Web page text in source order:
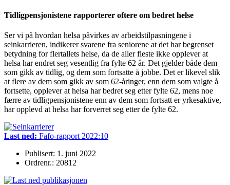
Tidligpensjonistene rapporterer oftere om bedret helse
Ser vi på hvordan helsa påvirkes av arbeidstilpasningene i
seinkarrieren, indikerer svarene fra seniorene at det har begrenset
betydning for flertallets helse, da de aller fleste ikke opplever at
helsa har endret seg vesentlig fra fylte 62 år. Det gjelder både dem
som gikk av tidlig, og dem som fortsatte å jobbe. Det er likevel slik
at flere av dem som gikk av som 62-åringer, enn dem som valgte å
fortsette, opplever at helsa har bedret seg etter fylte 62, mens noe
færre av tidligpensjonistene enn av dem som fortsatt er yrkesaktive,
har opplevd at helsa har forverret seg etter de fylte 62.
Last ned: Fafo-rapport 2022:10
Publisert: 1. juni 2022
Ordrenr.: 20812